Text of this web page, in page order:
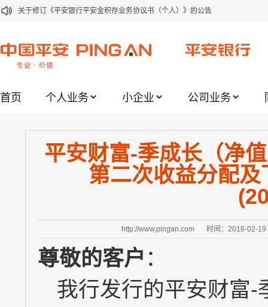
关于修订《平安银行平安金积存业务协议书（个人）》的公告
关于2021年劳动节期间代理贵金属业务风险提示的通知
关于加强代理贵金属业务风险防范的提示
关于进一步加强代理贵金属业务风险防范的提示
关于加强代理贵金属业务风险防范的提示
关于平安银行电子版信用卡更名为平安银行数字信用卡的公告
首页 个人业务 小企业 公司业务
平安财富-季成长（净
第二次收益分配
http://www.pingan.com 时间：2016-02-19
尊敬的客户 ：
我行发行的平安财富-